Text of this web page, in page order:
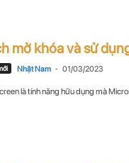
mở khóa và sử
Nhật Nam - 01/03/2023
là tính năng hữu dụng mà